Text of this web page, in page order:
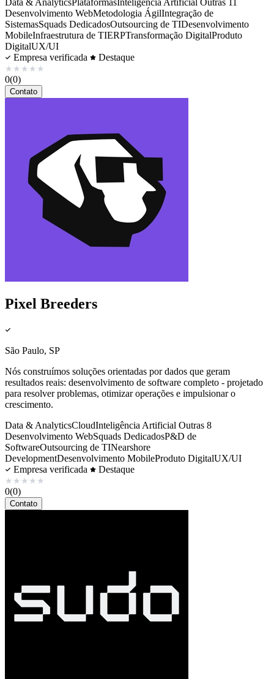
Desenvolvimento WebMetodologia ÁgilIntegração de
SistemasSquads DedicadosOutsourcing de TIDesenvolvimento
MobileInfraestrutura de TIERPTransformação DigitalProduto
DigitalUX/UI
Empresa verificada
Destaque
★ ★ ★ ★ ★
0(0)
Contato
Pixel Breeders
São Paulo, SP
Nós construímos soluções orientadas por dados que geram
resultados reais: desenvolvimento de software completo - projetado
para resolver problemas, otimizar operações e impulsionar o
crescimento.
Data & AnalyticsCloudInteligência Artificial Outras 8
Desenvolvimento WebSquads DedicadosP&D de
SoftwareOutsourcing de TINearshore
DevelopmentDesenvolvimento MobileProduto DigitalUX/UI
Empresa verificada
Destaque
★ ★ ★ ★ ★
0(0)
Contato